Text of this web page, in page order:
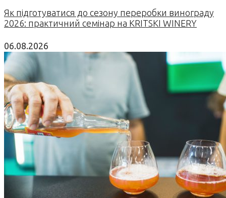
Як підготуватися до сезону переробки винограду
2026: практичний семінар на KRITSKI WINERY
06.08.2026